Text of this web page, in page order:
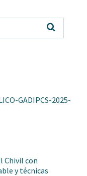
GADIPCS-2025-
Chivil con
y técnicas